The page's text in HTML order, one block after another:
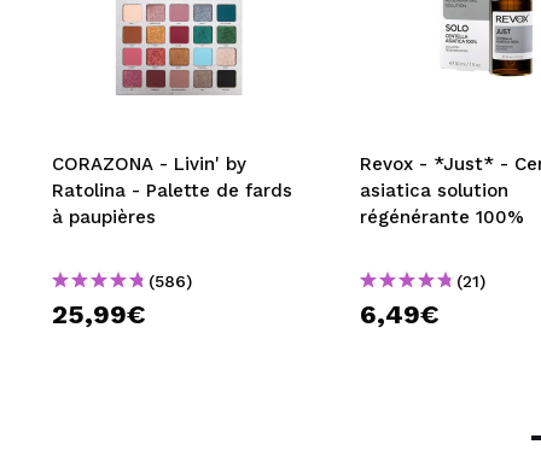
CORAZONA - Livin' by
Ratolina - Palette de fards
à paupières
(586)
25,99€
Revox - *Just* -
asiatica solution
régénérante 100%
(21)
6,49€